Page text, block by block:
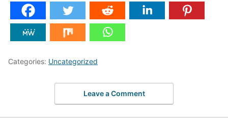
Categories: Uncategorized
Leave a Comment